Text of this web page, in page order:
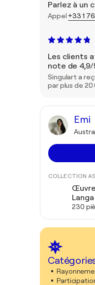
Parlez à un
Appel +33 1
Les clients
note de 4,9/
Singulart a
par plus de 20
Emi
COLLECTION
Langa
230